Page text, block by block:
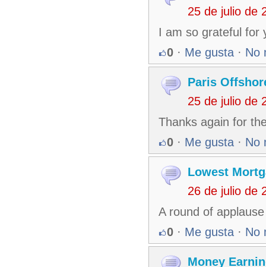
25 de julio de
I am so grateful for
0 · Me gusta · No
Paris
25 de julio de
Thanks again for
0 · Me gusta · No
Lowest
26 de julio de
A round of
0 · Me gusta · No
Money